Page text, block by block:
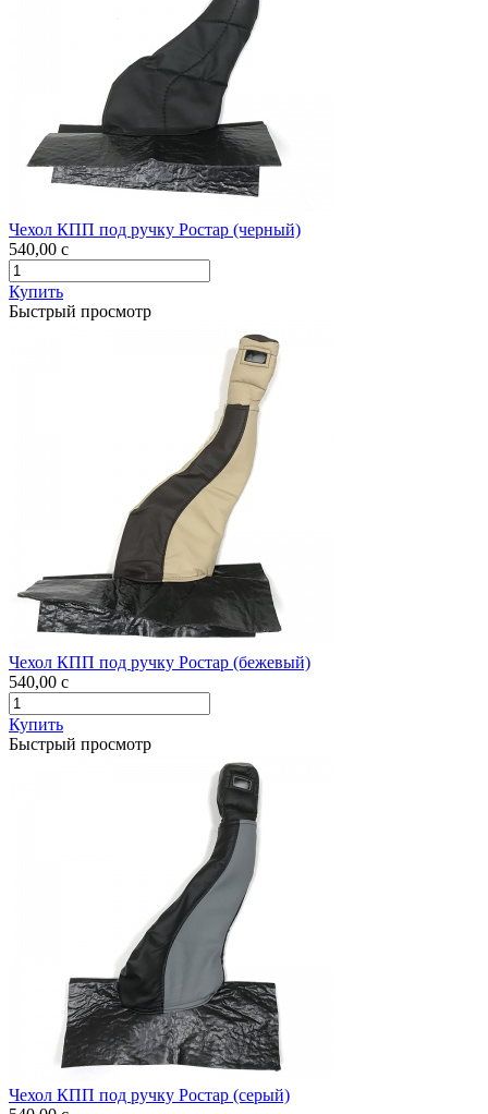
Чехол КПП под ручку Ростар (черный)
540,00 c
Купить
Быстрый просмотр
Чехол КПП под ручку Ростар (бежевый)
540,00 c
Купить
Быстрый просмотр
Чехол КПП под ручку Ростар (серый)